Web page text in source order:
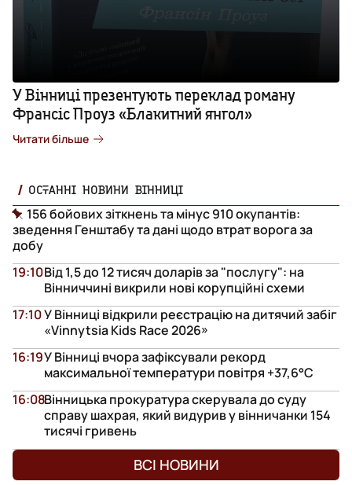
У Вінниці презентують переклад роману
Франсіс Проуз «Блакитний янгол»
Читати більше
ОСТАННІ НОВИНИ ВІННИЦІ
156 бойових зіткнень та мінус 910 окупантів:
зведення Генштабу та дані щодо втрат ворога за
добу
Від 1,5 до 12 тисяч доларів за "послугу": на
Вінниччині викрили нові корупційні схеми
19:10
У Вінниці відкрили реєстрацію на дитячий забіг
«Vinnytsia Kids Race 2026»
17:10
У Вінниці вчора зафіксували рекорд
максимальної температури повітря +37,6°С
16:19
Вінницька прокуратура скерувала до суду
справу шахрая, який видурив у вінничанки 154
тисячі гривень
16:08
ВСІ НОВИНИ